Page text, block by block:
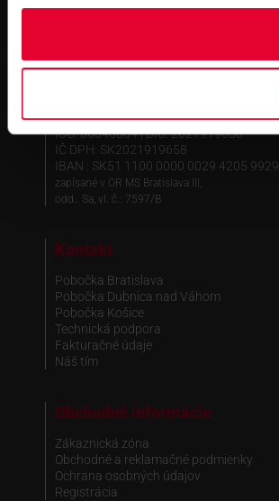
IČO: 36340804 | DIČ: 2021919658
IČ DPH: SK2021919658
IBAN : SK51 1100 0000 0029 4205 9929
zapísané v OR MS Bratislava III,
odd.: Sa, vl. č.: 7597/B
Kontakt
Pobočka Bratislava
Pobočka Dubnica nad Váhom
Pobočka Košice
Technická podpora
Fakturačné údaje
Náš tím
Obchodné informácie
Zákaznická zóna
Obchodné a reklamačné podmienky
Ochrana osobných údajov
Registrácia